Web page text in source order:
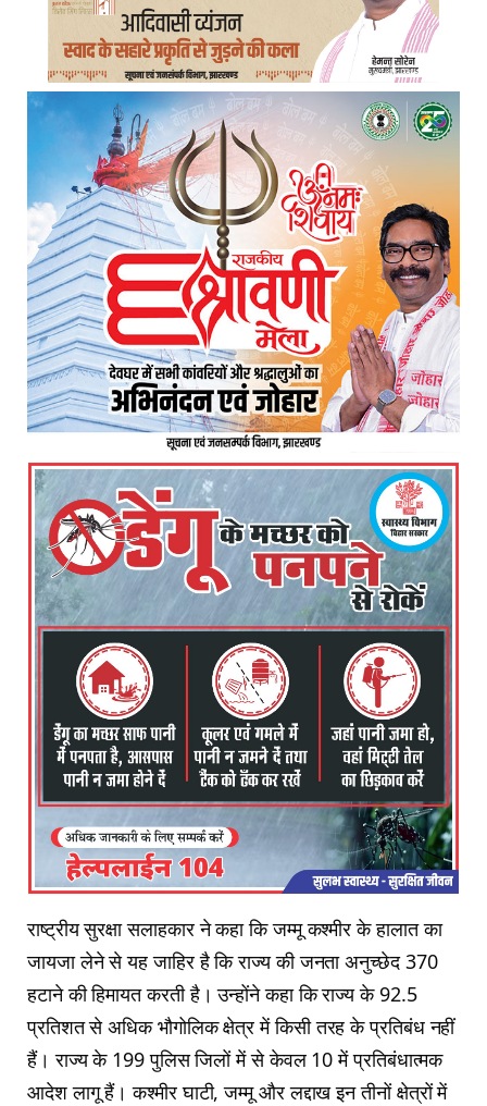
राष्ट्रीय सुरक्षा सलाहकार ने कहा कि जम्मू कश्मीर के हालात का
जायजा लेने से यह जाहिर है कि राज्य की जनता अनुच्छेद 370
हटाने की हिमायत करती है। उन्होंने कहा कि राज्य के 92.5
प्रतिशत से अधिक भौगोलिक क्षेत्र में किसी तरह के प्रतिबंध नहीं
हैं। राज्य के 199 पुलिस जिलों में से केवल 10 में प्रतिबंधात्मक
आदेश लागू हैं। कश्मीर घाटी, जम्मू और लद्दाख इन तीनों क्षेत्रों में